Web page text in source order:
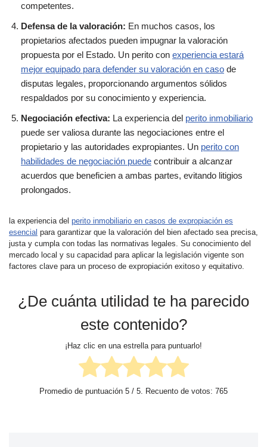
competentes.
Defensa de la valoración: En muchos casos, los
propietarios afectados pueden impugnar la valoración
propuesta por el Estado. Un perito con experiencia estará
mejor equipado para defender su valoración en caso de
disputas legales, proporcionando argumentos sólidos
respaldados por su conocimiento y experiencia.
Negociación efectiva: La experiencia del perito inmobiliario
puede ser valiosa durante las negociaciones entre el
propietario y las autoridades expropiantes. Un perito con
habilidades de negociación puede contribuir a alcanzar
acuerdos que beneficien a ambas partes, evitando litigios
prolongados.
la experiencia del perito inmobiliario en casos de expropiación es
esencial para garantizar que la valoración del bien afectado sea precisa,
justa y cumpla con todas las normativas legales. Su conocimiento del
mercado local y su capacidad para aplicar la legislación vigente son
factores clave para un proceso de expropiación exitoso y equitativo.
¿De cuánta utilidad te ha parecido
este contenido?
¡Haz clic en una estrella para puntuarlo!
Promedio de puntuación 5 / 5. Recuento de votos: 765